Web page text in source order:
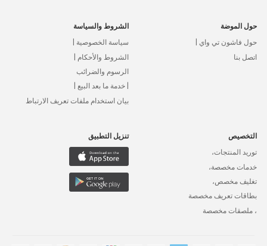
حول الموضة
حول فاشون تي واي |
اتصل بنا
الشروط والسياسة
سياسة الخصوصية |
الشروط والأحكام |
الرسوم والضرائب
| خدمة ما بعد البيع |
بيان استخدام ملفات تعريف الارتباط
التخصيص
توريد المنتجات،
خدمات مخصصة،
تغليف مخصص،
بطاقات تعريف مخصصة
، ملصقات مخصصة
تنزيل التطبيق